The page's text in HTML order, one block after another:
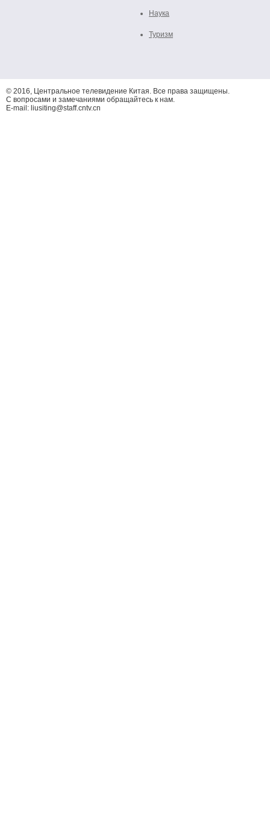
Наука
Туризм
© 2016, Центральное телевидение Китая. Все права защищены.
С вопросами и замечаниями обращайтесь к нам.
E-mail: liusiting@staff.cntv.cn